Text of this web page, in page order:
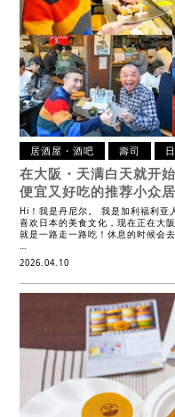
居酒屋・酒吧 壽司
在大阪・天满白天就开
便宜又好吃的推荐小众
Hi！我是丹尼尔。 我是加利福利亚
喜欢日本的美食文化，现在正在大
就是一路走一路吃！休息的时候会
…
2026.04.10